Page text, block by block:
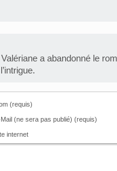
a abandonné le
(requis)
Mail (ne sera pas publié) (requis)
internet